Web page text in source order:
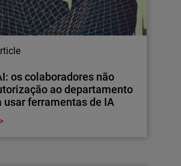
os colaboradores não
ao departamento
usar ferramentas de IA